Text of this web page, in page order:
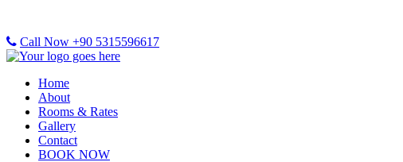
Call Now +90 5315596617
Home
About
Rooms & Rates
Gallery
Contact
BOOK NOW